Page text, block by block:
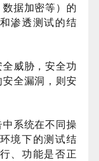
据加密等）的
渗透测试的结
威胁，安全功
全漏洞，则安
系统在不同操
境下的测试结
、功能是否正